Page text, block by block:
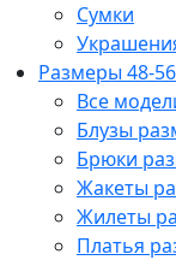
Сумки
Размеры 48-56
Все
Блузы
Брюки
Жакеты
Жилеты
Платья